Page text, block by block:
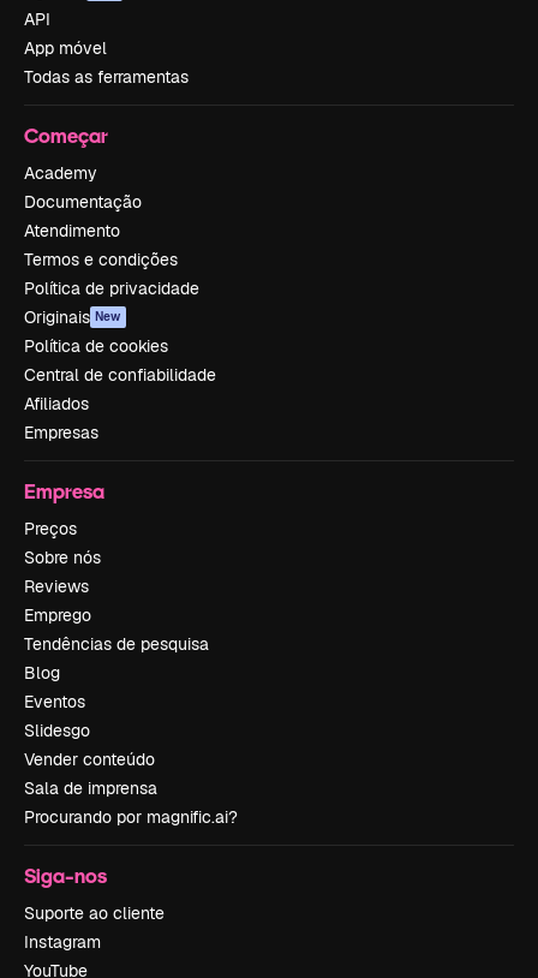
API
App móvel
Todas as ferramentas
Começar
Academy
Documentação
Atendimento
Termos e condições
Política de privacidade
Originais New
Política de cookies
Central de confiabilidade
Afiliados
Empresas
Empresa
Preços
Sobre nós
Reviews
Emprego
Tendências de pesquisa
Blog
Eventos
Slidesgo
Vender conteúdo
Sala de imprensa
Procurando por magnific.ai?
Siga-nos
Suporte ao cliente
Instagram
YouTube